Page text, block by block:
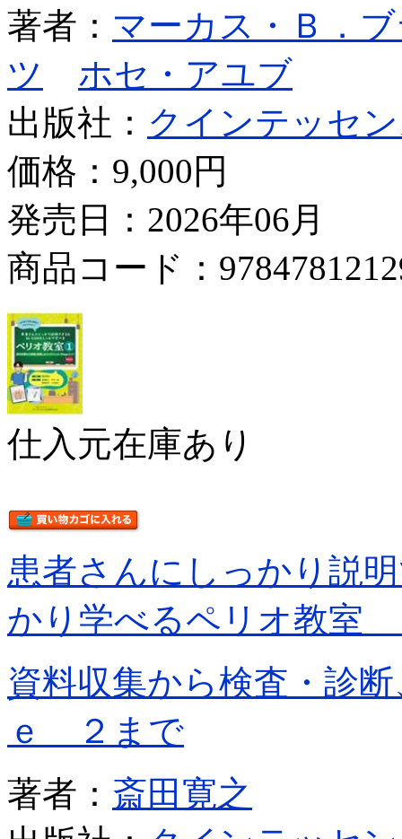
著者： マーカス・Ｂ．
ツ
ホセ・アユブ
出版社： クインテッセ
価格： 9,000円
発売日：2026年06月
商品コード：
仕入元在庫あり
患者さんにしっかり説
かり学べるペリオ教室
資料収集から検査・診
ｅ ２まで
著者： 斎田寛之